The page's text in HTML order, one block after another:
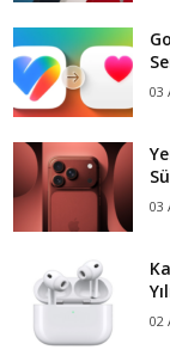
03
03
02